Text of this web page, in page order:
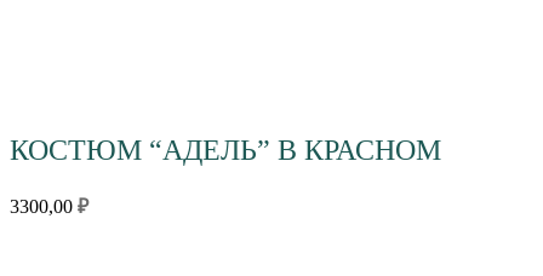
КОСТЮМ “АДЕЛЬ” В КРАСНОМ
3300,00 ₽